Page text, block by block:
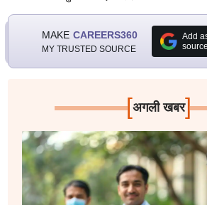
MAKE CAREERS360
MY TRUSTED SOURCE
Add
[अगली खबर]